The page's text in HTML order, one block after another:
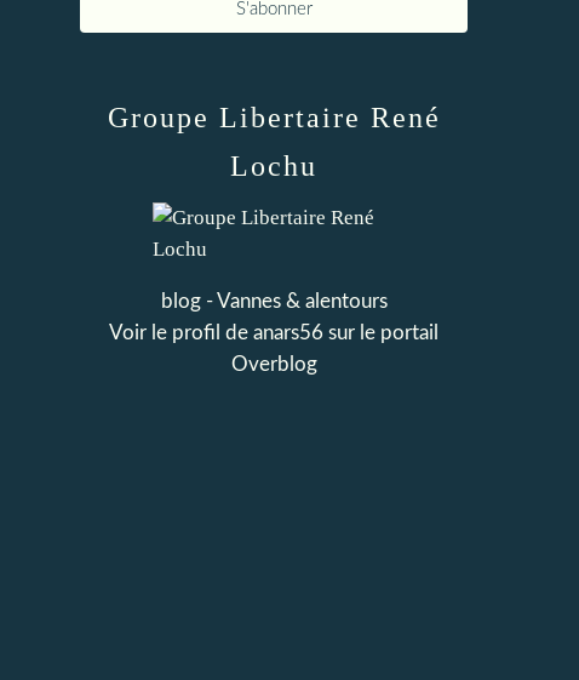
Groupe Libertaire René
Lochu
blog - Vannes & alentours
Voir le profil de anars56 sur le portail
Overblog